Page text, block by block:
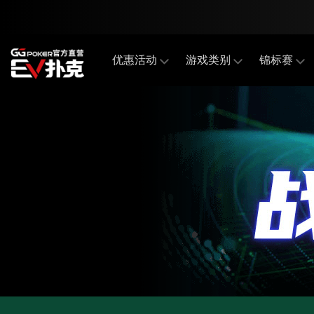
优惠活动 游戏类别 锦标赛